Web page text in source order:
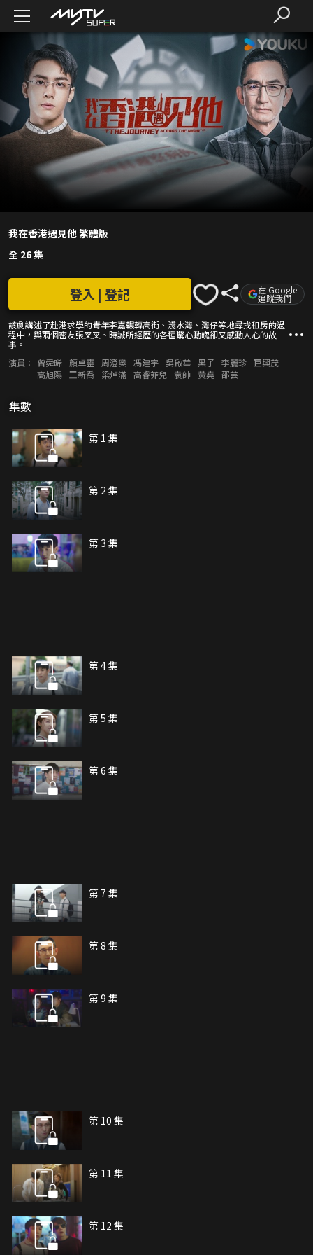
我在香港遇見他 繁體版
全 26 集
該劇講述了赴港求學的青年李嘉輾轉高街、淺水灣、灣仔等地尋找租房的過
程中，與兩個密友張叉叉、時誠所經歷的各種驚心動魄卻又感動人心的故
事。
登入 | 登記 在 Google
追蹤我們
演員： 曾舜晞 顏卓靈 周澄奧 馮建宇 吳啟華 黑子 李麗珍 巨興茂
高旭陽 王新喬 梁焯滿 高睿菲兒 袁帥 黃堯 邵芸
集數
第 1 集
第 2 集
第 3 集
第 4 集
第 5 集
第 6 集
第 7 集
第 8 集
第 9 集
第 10 集
第 11 集
第 12 集